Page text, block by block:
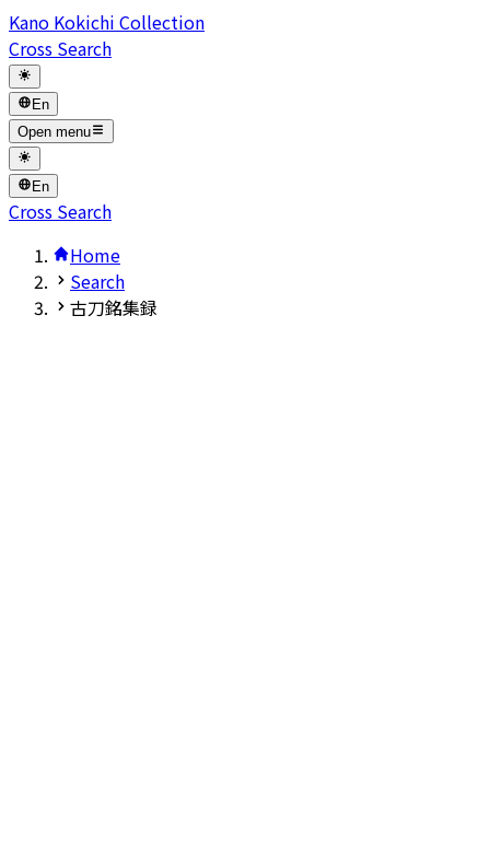
Kano Kokichi Collection
Cross Search
En
Open menu
En
Cross Search
Home
Search
古刀銘集録